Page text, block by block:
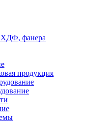
фанера
продукция